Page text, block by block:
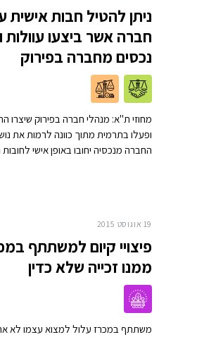
ניתן להטיל חבות אישית
חברה אשר ביצעו עוולות
נכסים מחברה בפירוק
מחוזי ת"א: מנהלי חברה בפירוק שיצרו
ופעלו בתרמית מתוך כוונה לרמות את
החברה מנכסיה יחובו באופן אישי
19 אוגוסט 2015
פיצויי קיום למשתתף
ממנו זכייה שלא כדין
משתתף במכרז עלול למצוא עצמו לא